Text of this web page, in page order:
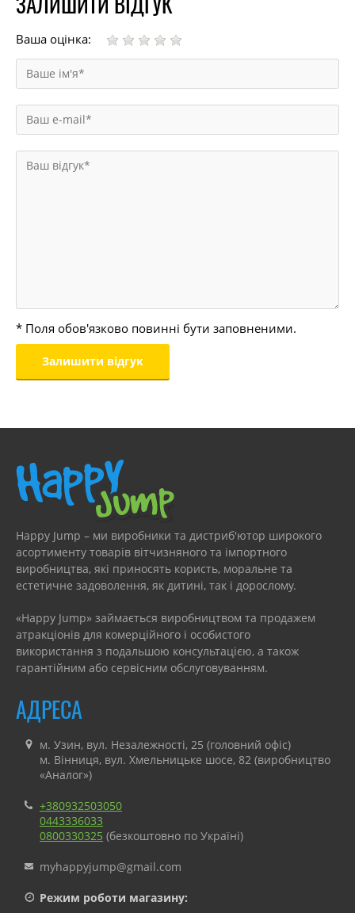
Ваша оцінка:
* Поля обов'язково повинні бути заповненими.
Happy Jump – ми виробники та дистриб'ютор широкого
асортименту товарів вітчизняного та імпортного
виробництва, які приносять користь, моральне та
естетичне задоволення, як дитині, так і дорослому.
«Happy Jump» займається виробництвом та продажем
атракціонів для комерційного і особистого
використання з подальшою консультацією, а також
гарантійним або сервісним обслуговуванням.
АДРЕСА
м. Узин, вул. Незалежності, 25 (головний офіс)
м. Вінниця, вул. Хмельницьке шосе, 82 (виробництво
«Аналог»)
+380932503050
0443336033
0800330325 (безкоштовно по Україні)
myhappyjump@gmail.com
Режим роботи магазину: